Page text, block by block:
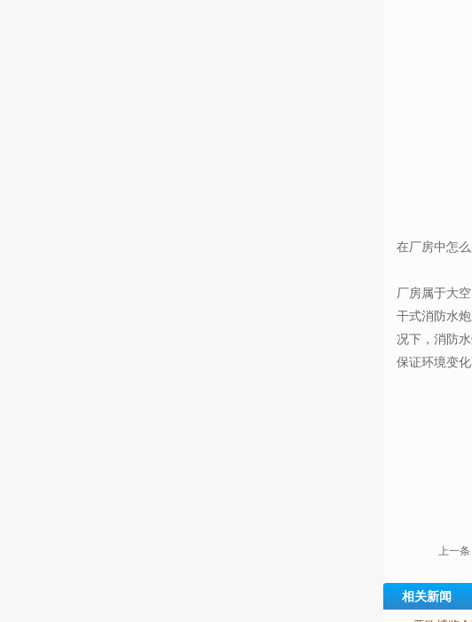
在厂房中怎
厂房属于大
干式消防水
况下，消防
保证环境变
上一条
相关新闻